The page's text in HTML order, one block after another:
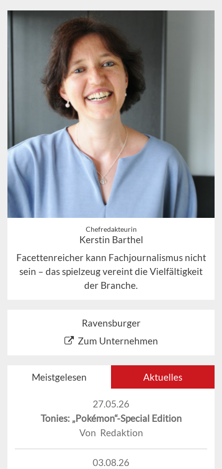
Chefredakteurin
Kerstin Barthel
Facettenreicher kann Fachjournalismus nicht
sein – das spielzeug vereint die Vielfältigkeit
der Branche.
Ravensburger
Zum Unternehmen
Meistgelesen Aktuelles
27.05.26
Tonies: „Pokémon“-Special Edition
Von Redaktion
03.08.26